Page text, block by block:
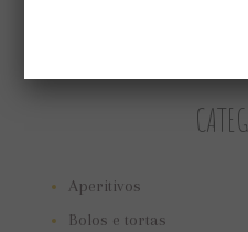
Aperitivos
Bolos e tortas